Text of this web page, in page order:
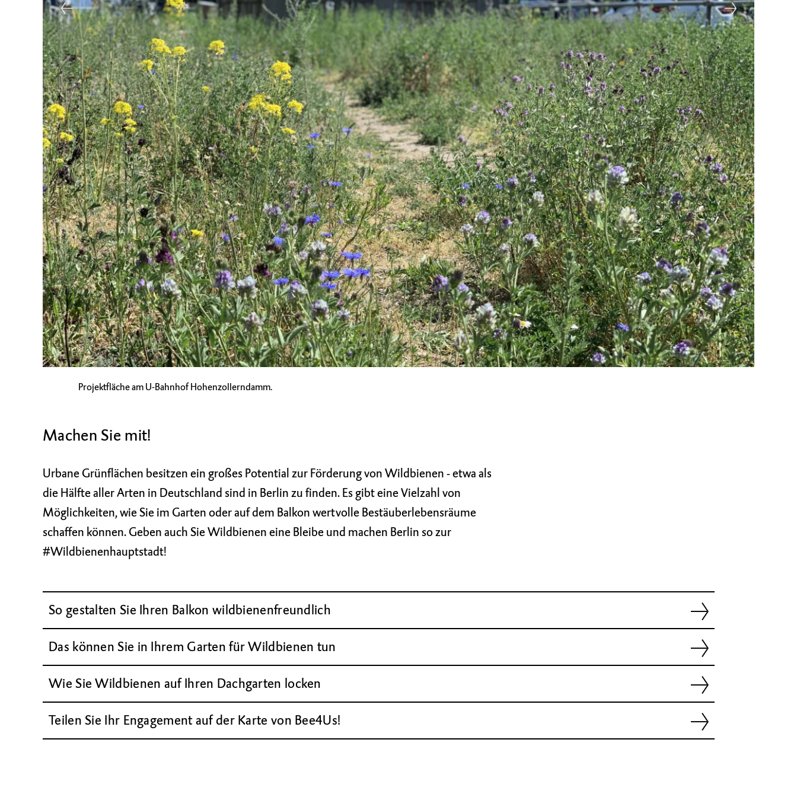
Projektfläche am U-Bahnhof Hohenzollerndamm.
Machen Sie mit!
Urbane Grünflächen besitzen ein großes Potential zur Förderung von Wildbienen - etwa als
die Hälfte aller Arten in Deutschland sind in Berlin zu finden. Es gibt eine Vielzahl von
Möglichkeiten, wie Sie im Garten oder auf dem Balkon wertvolle Bestäuberlebensräume
schaffen können. Geben auch Sie Wildbienen eine Bleibe und machen Berlin so zur
#Wildbienenhauptstadt!
So gestalten Sie Ihren Balkon wildbienenfreundlich
Das können Sie in Ihrem Garten für Wildbienen tun
Wie Sie Wildbienen auf Ihren Dachgarten locken
Teilen Sie Ihr Engagement auf der Karte von Bee4Us!